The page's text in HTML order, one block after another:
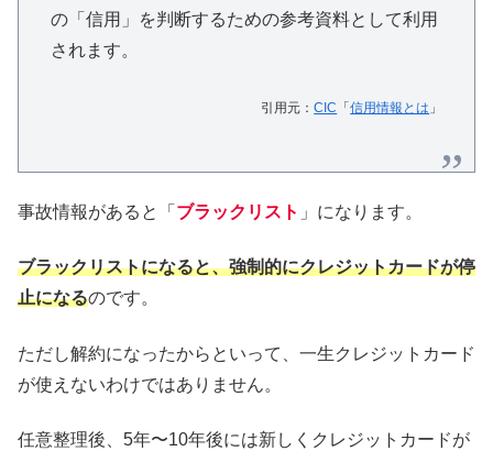
の「信用」を判断するための参考資料として利用
されます。
引用元：CIC 「信用情報とは 」
事故情報があると「 ブラックリスト 」になります。
ブラックリストになると、強制的にクレジットカードが停
止になるのです。
ただし解約になったからといって、一生クレジットカード
が使えないわけではありません。
任意整理後、5年〜10年後には新しくクレジットカードが